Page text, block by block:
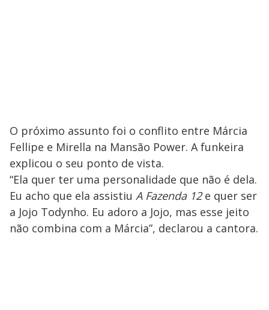
O próximo assunto foi o conflito entre Márcia
Fellipe e Mirella na Mansão Power. A funkeira
explicou o seu ponto de vista.
“Ela quer ter uma personalidade que não é dela.
Eu acho que ela assistiu A Fazenda 12e quer ser
a Jojo Todynho. Eu adoro a Jojo, mas esse jeito
não combina com a Márcia”, declarou a cantora.